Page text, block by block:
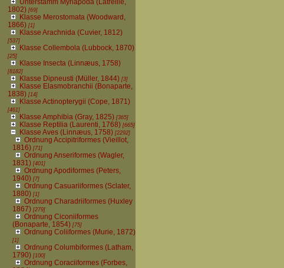
1802)[69]
Klasse Merostomata (Woodward,
1866)[1]
Klasse Arachnida (Cuvier, 1812)
[537]
Klasse Collembola (Lubbock, 1870)
[25]
Klasse Insecta (Linnæus, 1758)
[8182]
Klasse Dipneusti (Müller, 1844)[3]
Klasse Elasmobranchii (Bonaparte,
1838)[14]
Klasse Actinopterygii (Cope, 1871)
[461]
Klasse Amphibia (Gray, 1825)[365]
Klasse Reptilia (Laurenti, 1768)[665]
Klasse Aves (Linnæus, 1758)[2292]
Ordnung Accipitriformes (Vieillot,
1816)[71]
Ordnung Anseriformes (Wagler,
1831)[401]
Ordnung Apodiformes (Peters,
1940)[7]
Ordnung Casuariiformes (Sclater,
1880)[1]
Ordnung Charadriiformes (Huxley
1867)[279]
Ordnung Ciconiiformes
(Bonaparte, 1854)[75]
Ordnung Coliiformes (Murie, 1872)
[1]
Ordnung Columbiformes (Latham,
1790)[100]
Ordnung Coraciiformes (Forbes,